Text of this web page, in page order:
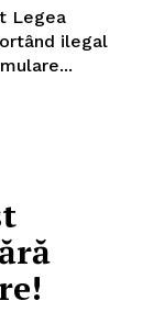
Legea
ilegal
Vechea formulare...